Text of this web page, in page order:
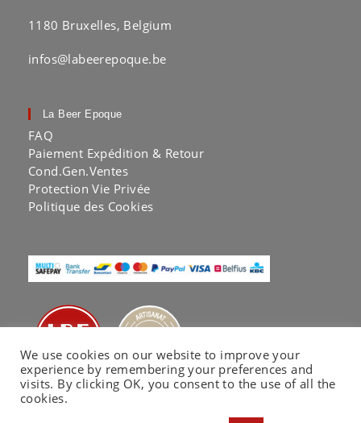
1180 Bruxelles, Belgium
infos@labeerepoque.be
La Beer Epoque
FAQ
Paiement Expédition & Retour
Cond.Gen.Ventes
Protection Vie Privée
Politique des Cookies
We use cookies on our website to improve your
experience by remembering your preferences and
visits. By clicking OK, you consent to the use of all the
cookies.